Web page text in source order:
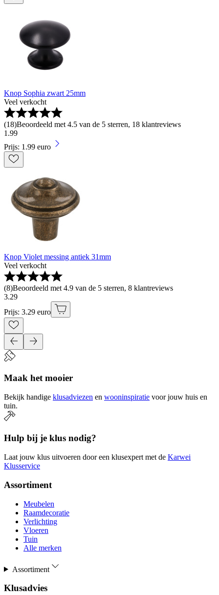
Knop Sophia zwart 25mm
Veel verkocht
(18)Beoordeeld met 4.5 van de 5 sterren, 18 klantreviews
1 .99
Prijs: 1.99 euro
Knop Violet messing antiek 31mm
Veel verkocht
(8)Beoordeeld met 4.9 van de 5 sterren, 8 klantreviews
3.29
Prijs: 3.29 euro
Maak het mooier
Bekijk handige klusadviezen en wooninspiratie voor jouw huis en
tuin.
Hulp bij je klus nodig?
Laat jouw klus uitvoeren door een klusexpert met de Karwei
Klusservice
Assortiment
Meubelen
Raamdecoratie
Verlichting
Vloeren
Tuin
Alle merken
Assortiment
Klusadvies